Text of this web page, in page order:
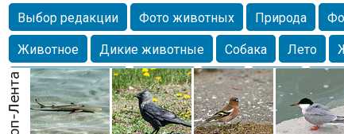
Выбор редакции Фото животных Природа
Животное
Дикие животные Собака Лето
Млекопитающие
Красота Фото Озеро Глаза
любимцы
Волгоград Лебедь Город Бабочка